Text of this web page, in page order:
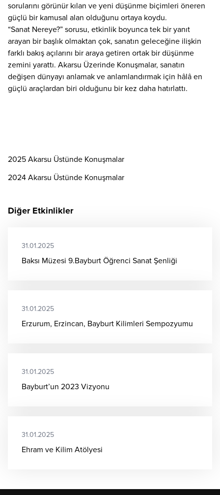
sorularını görünür kılan ve yeni düşünme biçimleri öneren
güçlü bir kamusal alan olduğunu ortaya koydu.
“Sanat Nereye?” sorusu, etkinlik boyunca tek bir yanıt
arayan bir başlık olmaktan çok, sanatın geleceğine ilişkin
farklı bakış açılarını bir araya getiren ortak bir düşünme
zemini yarattı. Akarsu Üzerinde Konuşmalar, sanatın
değişen dünyayı anlamak ve anlamlandırmak için hâlâ en
güçlü araçlardan biri olduğunu bir kez daha hatırlattı.
2025 Akarsu Üstünde Konuşmalar
2024 Akarsu Üstünde Konuşmalar
Diğer Etkinlikler
31.01.2025
Baksı Müzesi 9.Bayburt Öğrenci Sanat Şenliği
31.01.2025
Erzurum, Erzincan, Bayburt Kilimleri Sempozyumu
31.01.2025
Bayburt’un 2023 Vizyonu
31.01.2025
Ehram ve Kilim Atölyesi